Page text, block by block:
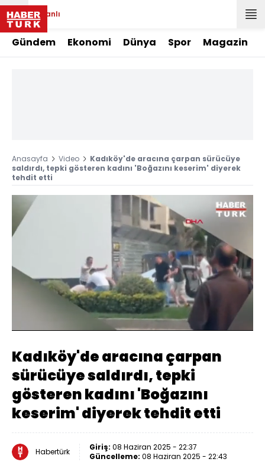
Canlı
Gündem Ekonomi Dünya Spor Magazin
Anasayfa Video
Kadıköy'de aracına çarpan sürücüye
saldırdı, tepki gösteren kadını 'Boğazını keserim' diyerek
tehdit etti
Aç
Yüklendi:
45.67%
Oynatma
Hızı
Kadıköy'de aracına çarpan
sürücüye saldırdı, tepki
gösteren kadını 'Boğazını
keserim' diyerek tehdit etti
Habertürk Giriş: 08 Haziran 2025 - 22:37
Güncelleme: 08 Haziran 2025 - 22:43